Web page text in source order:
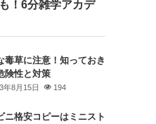
！6分雑学アカデ
毒草に注意！知っておき
険性と対策
年8月15日 194
ニ格安コピーはミニスト